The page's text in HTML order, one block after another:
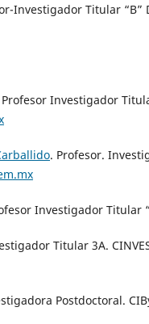
Investigador Titular “B”
Profesor Investigador
. Profesor.
Investigador Titular
Titular 3A.
Postdoctoral.